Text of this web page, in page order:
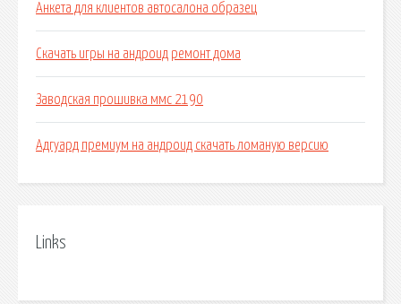
Анкета для клиентов автосалона образец
Скачать игры на андроид ремонт дома
Заводская прошивка ммс 2190
Адгуард премиум на андроид скачать ломаную версию
Links